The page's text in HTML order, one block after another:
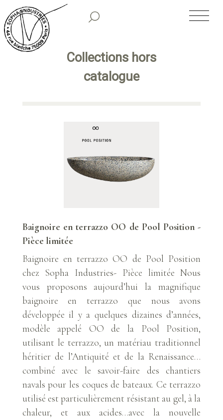
SOPHA INDUSTRIES
NOS CLASSIQUES
NOS COLLECTIONS PREMIUM
SHOWROOM
HISTORIQUE
collections hors
catalogue
Baignoire en terrazzo OO de Pool Position -
Pièce limitée
Baignoire en terrazzo OO de Pool Position
chez Sopha Industries- Pièce limitée Nous
vous proposons aujourd’hui la magnifique
baignoire en terrazzo que nous avons
développée il y a quelques dizaines d’années,
modèle appelé OO de la Pool Position,
utilisant le terrazzo, un matériau traditionnel
héritier de l’Antiquité et de la Renaissance…
combiné avec le savoir-faire des chantiers
navals pour les coques de bateaux. Ce terrazzo
utilisé est particulièrement résistant au gel, à la
chaleur, et aux acides…avec la nouvelle